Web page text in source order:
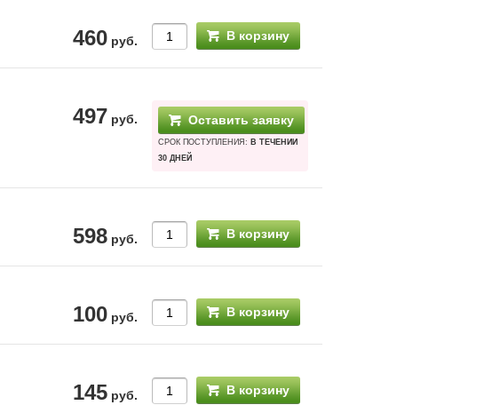
460 руб. В корзину
497 руб. Оставить заявку
СРОК ПОСТУПЛЕНИЯ: В ТЕЧЕНИИ
30 ДНЕЙ
598 руб. В корзину
100 руб. В корзину
145 руб. В корзину